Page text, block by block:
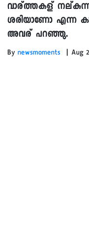
വാര്ത്തകള്
ശരിയാണോ എന്ന
അവര് പറഞ്ഞു.
By newsmoments | Aug